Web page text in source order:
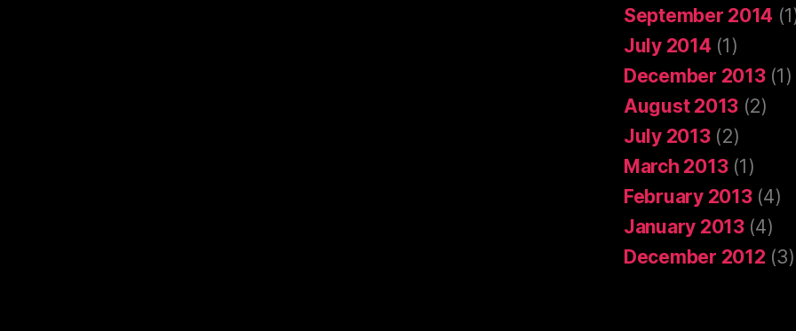
September 2014
July 2014 (1)
December 2013(1)
August 2013 (2)
July 2013(2)
March 2013(1)
February 2013(4)
January 2013(4)
December 2012 (3)